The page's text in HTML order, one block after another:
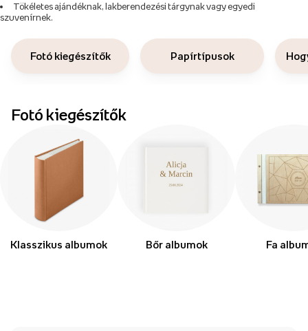
Tökéletes ajándéknak, lakberendezési tárgynak vagy egyedi
szuvenírnek.
Fotó kiegészítők Papírtípusok
Fotó kiegészítők
Klasszikus albumok Bőr albumok Fa